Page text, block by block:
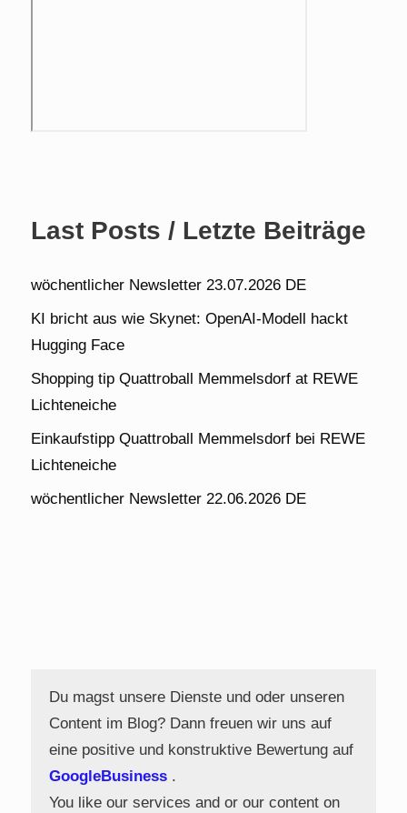
Last Posts / Letzte Beiträge
wöchentlicher Newsletter 23.07.2026 DE
KI bricht aus wie Skynet: OpenAI-Modell hackt
Hugging Face
Shopping tip Quattroball Memmelsdorf at REWE
Lichteneiche
Einkaufstipp Quattroball Memmelsdorf bei REWE
Lichteneiche
wöchentlicher Newsletter 22.06.2026 DE
Du magst unsere Dienste und oder unseren
Content im Blog? Dann freuen wir uns auf
eine positive und konstruktive Bewertung auf
GoogleBusiness .
You like our services and or our content on